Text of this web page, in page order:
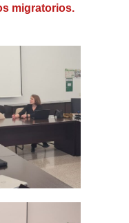
migratorios.